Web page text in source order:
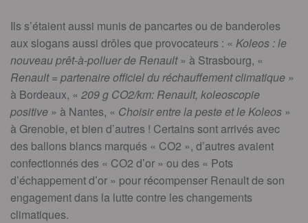
Ils s’étaient aussi munis de pancartes ou de banderoles
aux slogans aussi drôles que provocateurs : « Koleos : le
nouveau prêt-à-polluer de Renault» à Strasbourg, «
Renault = partenaire officiel du réchauffement climatique »
à Bordeaux, « 209 g CO2/km: Renault, koleoscopie
positive » à Nantes, « Choisir entre la peste et le Koleos »
à Grenoble, et bien d’autres ! Certains sont arrivés avec
des ballons blancs marqués « CO2 », d’autres avaient
confectionnés des « CO2 d’or » ou des « Pots
d’échappement d’or » pour récompenser Renault de son
engagement dans la lutte contre les changements
climatiques.